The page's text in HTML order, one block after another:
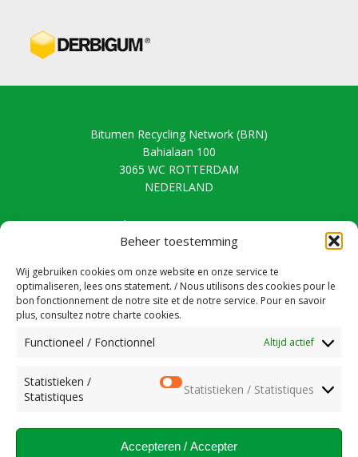
Beheer toestemming
Wij gebruiken cookies om onze website en onze service te
optimaliseren, lees ons statement. / Nous utilisons des cookies pour le
bon fonctionnement de notre site et de notre service. Pour en savoir
plus, consultez notre charte cookies.
Functioneel / Fonctionnel Altijd actief
Statistieken /
Statistiques
Statistieken / Statistiques
Accepteren / Accepter
Bitumen Recycling Network (BRN)
Bahialaan 100
3065 WC ROTTERDAM
NEDERLAND
Tel. +31 (0)180 820268
E-mail: recycling@brn.nl
Le projet BRN est soutenu par tous les membres de ProBitumen et
est réalisé sous la responsabilité de la Fondation Toiture et
Environnement.